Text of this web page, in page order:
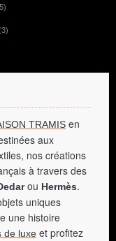
TRAMIS en
aux
nos créations
à travers des
ou Hermès.
uniques
une histoire
de luxe et profitez